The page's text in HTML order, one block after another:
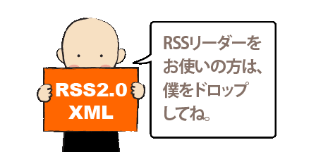
2011年7月(18)
2011年6月
2011年5月
(15)
2011年4月(17)
2011年3月(15)
2011年2月
2011年1月(22)
2010年12月(21)
2010年11月
新聞屋の道具箱
新聞社で使われる用語の解説など
makotoさんの御符内巡礼記
東京の巡礼記です
POLYHEDON
いろいろなことが書いてあるよ
bunchan
あちこち行って！
目白鍼灸院